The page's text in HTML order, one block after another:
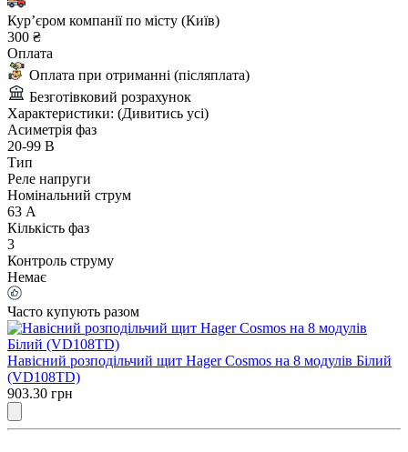
Курʼєром компанії по місту (Київ)
300 ₴
Оплата
Оплата при отриманні (післяплата)
Безготівковий розрахунок
Характеристики: (Дивитись усі)
Асиметрія фаз
20-99 В
Тип
Реле напруги
Номінальний струм
63 А
Кількість фаз
3
Контроль струму
Немає
Часто купують разом
Навісний розподільчий щит Hager Cosmos на 8 модулів Білий
(VD108TD)
903.30 грн